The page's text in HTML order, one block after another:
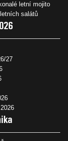
letní mojito
salátů
27